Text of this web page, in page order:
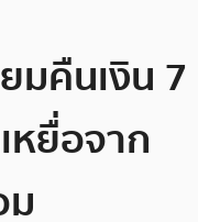
มคืนเงิน 7
หยื่อจาก